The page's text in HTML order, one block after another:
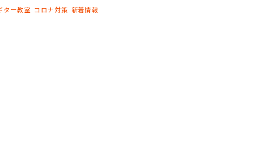
ター教室 コロナ対策 新着情報